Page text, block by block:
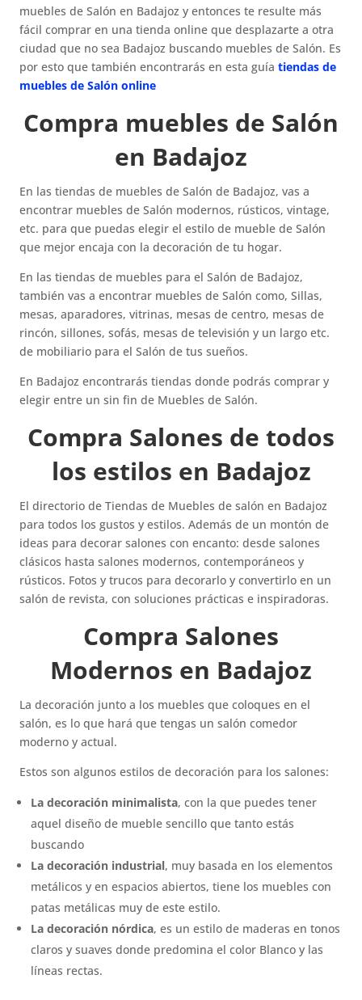
muebles de Salón en Badajoz y entonces te resulte más
fácil comprar en una tienda online que desplazarte a otra
ciudad que no sea Badajoz buscando muebles de Salón. Es
por esto que también encontrarás en esta guíatiendas de
muebles de Salón online
Compra muebles de Salón
en Badajoz
En las tiendas de muebles de Salón de Badajoz, vas a
encontrar muebles de Salón modernos, rústicos, vintage,
etc. para que puedas elegir el estilo de mueble de Salón
que mejor encaja con la decoración de tu hogar.
En las tiendas de muebles para el Salón de Badajoz,
también vas a encontrar muebles de Salón como, Sillas,
mesas, aparadores, vitrinas, mesas de centro, mesas de
rincón, sillones, sofás, mesas de televisión y un largo etc.
de mobiliario para el Salón de tus sueños.
En Badajoz encontrarás tiendas donde podrás comprar y
elegir entre un sin fin de Muebles de Salón.
Compra Salones de todos
los estilos en Badajoz
El directorio de Tiendas de Muebles de salón en Badajoz
para todos los gustos y estilos. Además de un montón de
ideas para decorar salones con encanto: desde salones
clásicos hasta salones modernos, contemporáneos y
rústicos. Fotos y trucos para decorarlo y convertirlo en un
salón de revista, con soluciones prácticas e inspiradoras.
Compra Salones
Modernos en Badajoz
La decoración junto a los muebles que coloques en el
salón, es lo que hará que tengas un salón comedor
moderno y actual.
Estos son algunos estilos de decoración para los salones:
La decoración minimalista, con la que puedes tener
aquel diseño de mueble sencillo que tanto estás
buscando
La decoración industrial, muy basada en los elementos
metálicos y en espacios abiertos, tiene los muebles con
patas metálicas muy de este estilo.
La decoración nórdica, es un estilo de maderas en tonos
claros y suaves donde predomina el color Blanco y las
líneas rectas.